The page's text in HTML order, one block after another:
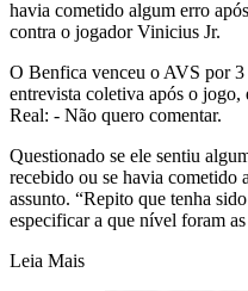
havia cometido algum erro
contra o jogador Vinicius Jr.
O Benfica venceu o AVS por
entrevista coletiva após o jogo,
Real: - Não quero comentar.
Questionado se ele sentiu
recebido ou se havia
assunto. “Repito que tenha
especificar a que nível foram
Leia Mais